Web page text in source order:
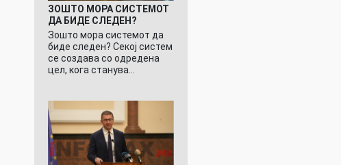
ЗОШТО МОРА СИСТЕМОТ
ДА БИДЕ СЛЕДЕН?
Зошто мора системот да
биде следен? Секој систем
се создава со одредена
цел, кога станува…